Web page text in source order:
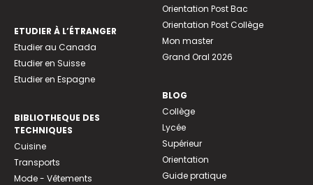
ETUDIER À L’ÉTRANGER
Etudier au Canada
Etudier en Suisse
Etudier en Espagne
BIBLIOTHEQUE DES
TECHNIQUES
Cuisine
Transports
Mode - Vêtements
Orientation Post Bac
Orientation Post Collège
Mon master
Grand Oral 2026
BLOG
Collège
Lycée
Supérieur
Orientation
Guide pratique